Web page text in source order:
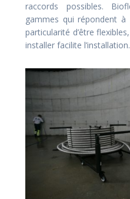
raccords possibles.
gammes qui répondent
particularité d’être
installer facilite l’installation.